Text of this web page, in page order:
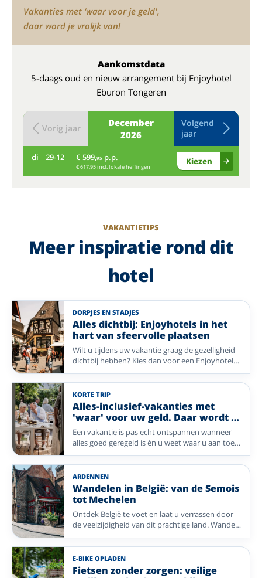
Vakanties met ‘waar voor je geld',
daar word je vrolijk van!
Aankomstdata
5-daags oud en nieuw arrangement bij Enjoyhotel
Eburon Tongeren
December
2026
Vorig jaar
Volgend
jaar
di 29-12 € 599,95 p.p.
€ 617,95 incl. lokale heffingen
Kiezen
VAKANTIETIPS
Meer inspiratie rond dit
hotel
DORPJES EN STADJES
Alles dichtbij: Enjoyhotels in het
hart van sfeervolle plaatsen
Wilt u tijdens uw vakantie graag de gezelligheid
dichtbij hebben? Kies dan voor een Enjoyhotel
in of nabij het centrum. Van historische pleinen
en sfeervolle winkelstraten tot gezellige
dorpskernen: stap de deur uit en ontdek direct
de charme van uw vakantiebestemming. Geniet
van comfort, gastvrijheid en alle mooie plekken
die op loopafstand liggen.
KORTE TRIP
Alles-inclusief-vakanties met
'waar' voor uw geld. Daar wordt u
vrolijk van!
Een vakantie is pas echt ontspannen wanneer
alles goed geregeld is én u weet waar u aan toe
bent. Bij Enjoyhotels geniet u van een compleet
verzorgd alles-inclusief-arrangement, waarbij
comfort, gezelligheid en gastvrijheid centraal
staan. Van uitgebreide ontbijtbuffetten en
smaakvolle diners tot leuke extra's die uw
verblijf nog aangenamer maken: u krijgt veel
vakantie voor een aantrekkelijke prijs. Zo houdt
u meer tijd over om te ontspannen, nieuwe
plekken te ontdekken en vooral volop te
genieten – met écht waar voor uw geld. Ontdek
een gevarieerde selectie Enjoyhotels in
Nederland, Duitsland en België.
ARDENNEN
Wandelen in België: van de Semois
tot Mechelen
Ontdek België te voet en laat u verrassen door
de veelzijdigheid van dit prachtige land. Wandel
langs de kabbelende Semois, door de groene
Ardennen en geniet van sfeervolle steden vol
historie, zoals Tongeren en Mechelen. Vanuit
een comfortabel Enjoyhotel beleeft u de
E-BIKE OPLADEN
Fietsen zonder zorgen: veilige